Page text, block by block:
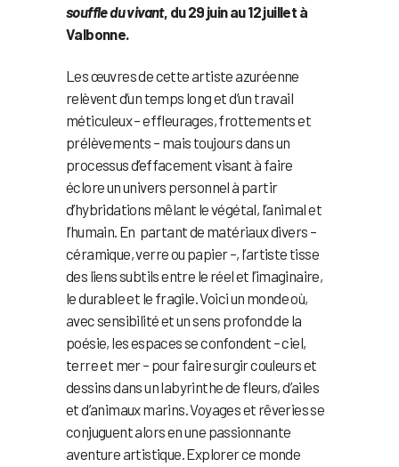
souffle du vivant, du 29 juin au 12 juillet à
Valbonne.
Les œuvres de cette artiste azuréenne
relèvent d’un temps long et d’un travail
méticuleux – effleurages, frottements et
prélèvements – mais toujours dans un
processus d’effacement visant à faire
éclore un univers personnel à partir
d’hybridations mêlant le végétal, l’animal et
l’humain. En partant de matériaux divers –
céramique, verre ou papier –, l’artiste tisse
des liens subtils entre le réel et l’imaginaire,
le durable et le fragile. Voici un monde où,
avec sensibilité et un sens profond de la
poésie, les espaces se confondent – ciel,
terre et mer – pour faire surgir couleurs et
dessins dans un labyrinthe de fleurs, d’ailes
et d’animaux marins. Voyages et rêveries se
conjuguent alors en une passionnante
aventure artistique. Explorer ce monde